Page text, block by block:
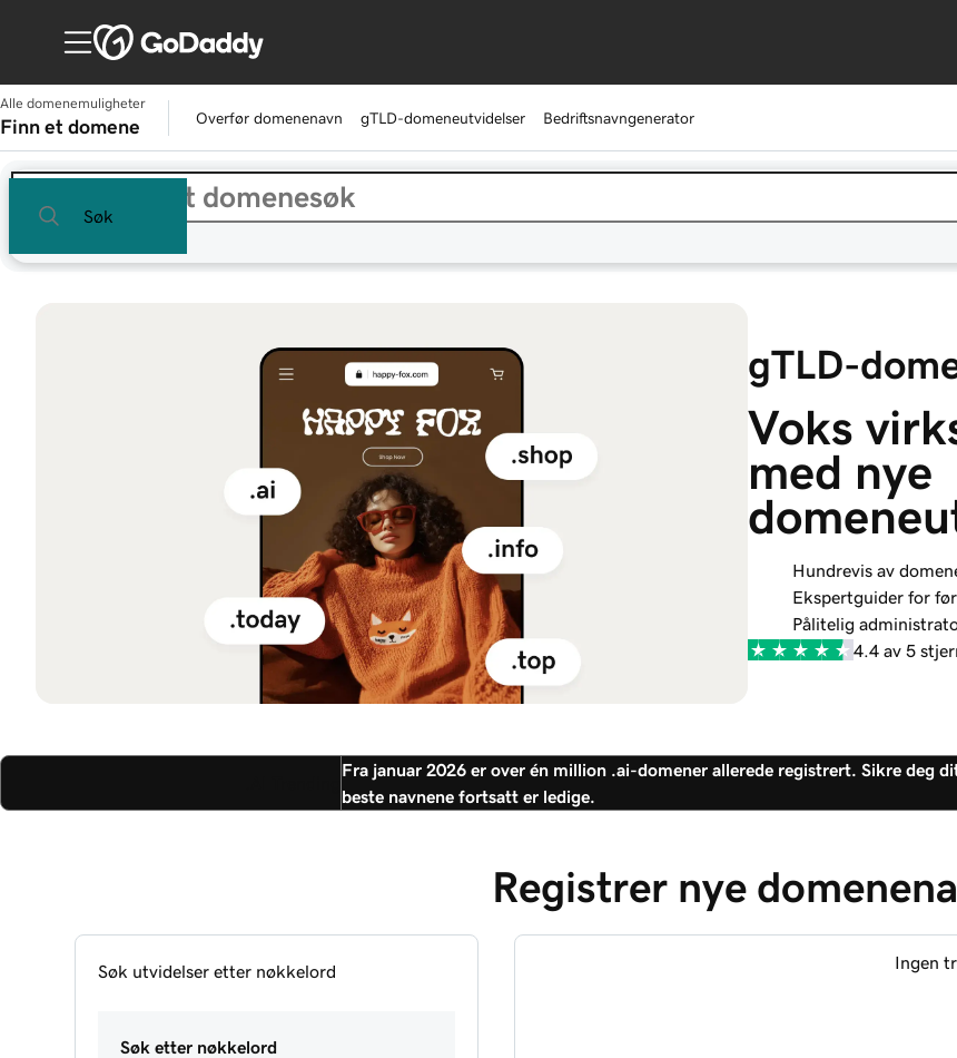
Alle domenemuligheter
Finn et domene Overfør domenenavn gTLD-domeneutvidelser Bedriftsnavngenerator
Søk
gTLD-
Voks
med nye
Hundrevis av
Ekspertguider for
Pålitelig
4.4 av 5
Fra januar 2026 er over én million .ai-domener allerede registrert. Sikre deg
beste navnene fortsatt er ledige.
Registrer nye
Søk utvidelser etter nøkkelord
Søk etter nøkkelord
Ingen